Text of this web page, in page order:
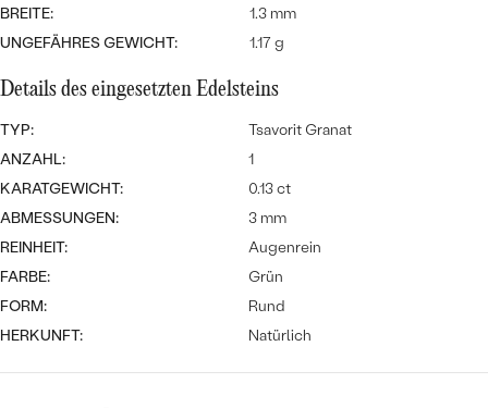
Bestseller
BREITE:
1.3 mm
UNGEFÄHRES GEWICHT:
1.17 g
Details des eingesetzten Edelsteins
TYP:
Tsavorit Granat
ANZAHL:
1
KARATGEWICHT:
0.13 ct
ABMESSUNGEN:
3 mm
REINHEIT:
Augenrein
FARBE:
Grün
FORM:
Rund
HERKUNFT:
Natürlich